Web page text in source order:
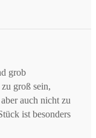
grob
groß sein,
auch nicht zu
ist besonders